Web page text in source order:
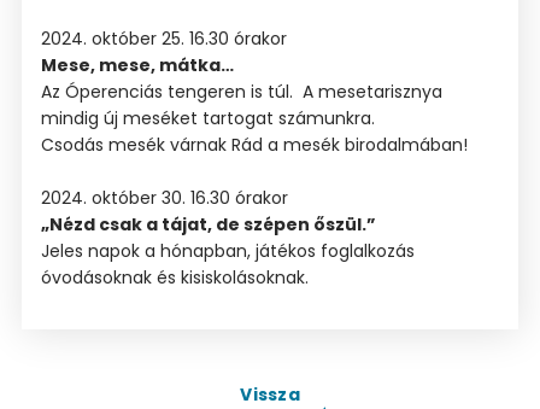
2024. október 25. 16.30 órakor
Mese, mese, mátka…
Az Óperenciás tengeren is túl. A mesetarisznya
mindig új meséket tartogat számunkra.
Csodás mesék várnak Rád a mesék birodalmában!
2024. október 30. 16.30 órakor
„Nézd csak a tájat, de szépen őszül.”
Jeles napok a hónapban, játékos foglalkozás
óvodásoknak és kisiskolásoknak.
Vissza